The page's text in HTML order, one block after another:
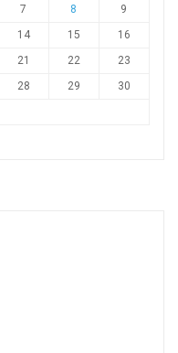
7 8
9
14 15
16
21 22
23
28 29
30